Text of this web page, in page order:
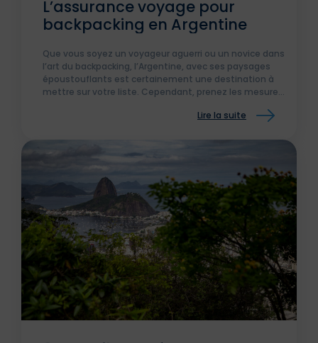
L’assurance voyage pour
backpacking en Argentine
Que vous soyez un voyageur aguerri ou un novice dans
l’art du backpacking, l’Argentine, avec ses paysages
époustouflants est certainement une destination à
mettre sur votre liste. Cependant, prenez les mesures
Lire la suite